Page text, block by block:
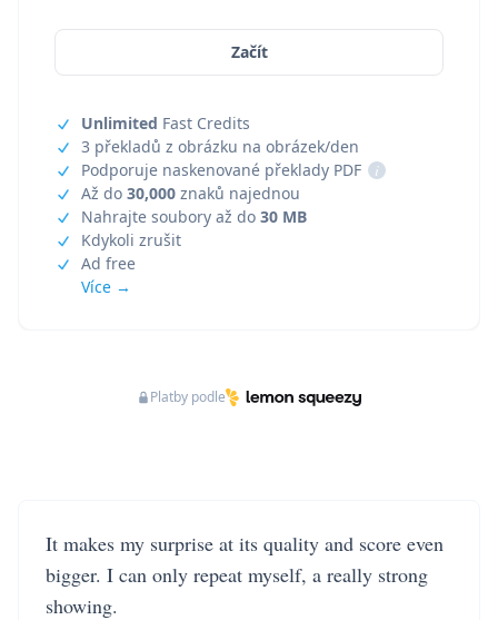
Začít
Unlimited Fast Credits
3 překladů z obrázku na obrázek/den
Podporuje naskenované překlady PDF
i
Až do 30,000 znaků najednou
Nahrajte soubory až do 30 MB
Kdykoli zrušit
Ad free
Více →
Platby podle
It makes my surprise at its quality and score even
bigger. I can only repeat myself, a really strong
showing.